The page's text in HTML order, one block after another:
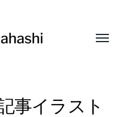
事イラスト